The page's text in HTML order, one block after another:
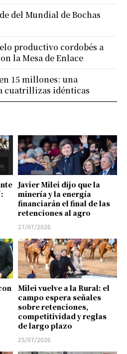
Javier Milei dijo que la
minería y la energía
financiarán el final de las
retenciones al agro
27/07/2026
Milei vuelve a la Rural: el
campo espera señales
sobre retenciones,
competitividad y reglas
de largo plazo
25/07/2026
del Mundial de Bochas
productivo cordobés a
la Mesa de Enlace
15 millones: una
cuatrillizas idénticas